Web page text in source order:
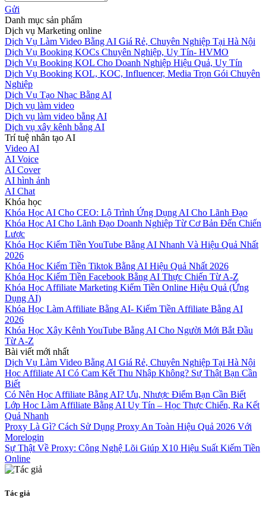
Gửi
Danh mục sản phẩm
Dịch vụ Marketing online
Dịch Vụ Làm Video Bằng AI Giá Rẻ, Chuyên Nghiệp Tại Hà Nội
Dịch Vụ Booking KOCs Chuyên Nghiệp, Uy Tín- HVMO
Dịch Vụ Booking KOL Cho Doanh Nghiệp Hiệu Quả, Uy Tín
Dịch Vụ Booking KOL, KOC, Influencer, Media Trọn Gói Chuyên
Nghiệp
Dịch Vụ Tạo Nhạc Bằng AI
Dịch vụ làm video
Dịch vụ làm video bằng AI
Dịch vụ xây kênh bằng AI
Trí tuệ nhân tạo AI
Video AI
AI Voice
AI Cover
AI hình ảnh
AI Chat
Khóa học
Khóa Học AI Cho CEO: Lộ Trình Ứng Dụng AI Cho Lãnh Đạo
Khóa Học AI Cho Lãnh Đạo Doanh Nghiệp Từ Cơ Bản Đến Chiến
Lược
Khóa Học Kiếm Tiền YouTube Bằng AI Nhanh Và Hiệu Quả Nhất
2026
Khóa Học Kiếm Tiền Tiktok Bằng AI Hiệu Quả Nhất 2026
Khóa Học Kiếm Tiền Facebook Bằng AI Thực Chiến Từ A-Z
Khóa Học Affiliate Marketing Kiếm Tiền Online Hiệu Quả (Ứng
Dụng AI)
Khóa Học Làm Affiliate Bằng AI- Kiếm Tiền Affiliate Bằng AI
2026
Khóa Học Xây Kênh YouTube Bằng AI Cho Người Mới Bắt Đầu
Từ A-Z
Bài viết mới nhất
Dịch Vụ Làm Video Bằng AI Giá Rẻ, Chuyên Nghiệp Tại Hà Nội
Học Affiliate AI Có Cam Kết Thu Nhập Không? Sự Thật Bạn Cần
Biết
Có Nên Học Affiliate Bằng AI? Ưu, Nhược Điểm Bạn Cần Biết
Lớp Học Làm Affiliate Bằng AI Uy Tín – Học Thực Chiến, Ra Kết
Quả Nhanh
Proxy Là Gì? Cách Sử Dụng Proxy An Toàn Hiệu Quả 2026 Với
Morelogin
Sự Thật Về Proxy: Công Nghệ Lõi Giúp X10 Hiệu Suất Kiếm Tiền
Online
Tác giả